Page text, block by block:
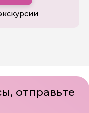
отправьте